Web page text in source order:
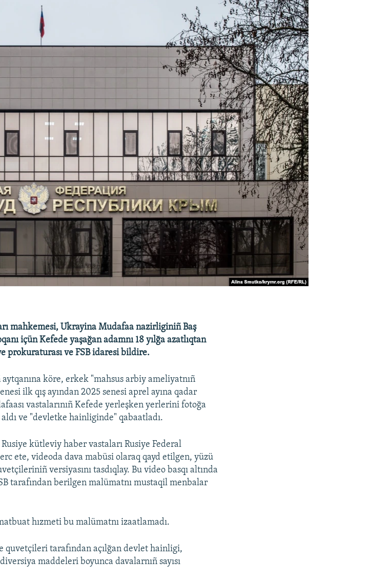
mahkemesi, Ukrayina Mudafaa nazirliginiñ Baş
içün Kefede yaşağan adamnı 18 yılğa azatlıqtan
prokuraturası ve FSB idaresi bildire.
köre, erkek "mahsus arbiy ameliyatnıñ
ilk qış ayından 2025 senesi aprel ayına qadar
vastalarınıñ Kefede yerleşken yerlerini fotoğa
ve "devletke hainliginde" qabaatladı.
Rusiye kütleviy haber vastaları Rusiye Federal
ete, videoda dava mabüsi olaraq qayd etilgen, yüzü
versiyasını tasdıqlay. Bu video basqı altında
tarafından berilgen malümatnı mustaqil menbalar
hızmeti bu malümatnı izaatlamadı.
quvetçileri tarafından açılğan devlet hainligi,
maddeleri boyunca davalarnıñ sayısı